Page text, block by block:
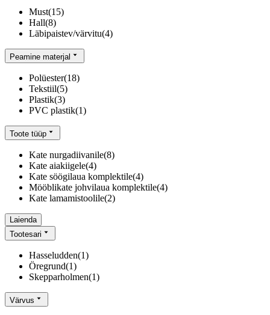
Must(15)
Hall(8)
Läbipaistev/värvitu(4)
Peamine materjal
Polüester(18)
Tekstiil(5)
Plastik(3)
PVC plastik(1)
Toote tüüp
Kate nurgadiivanile(8)
Kate aiakiigele(4)
Kate söögilaua komplektile(4)
Mööblikate johvilaua komplektile(4)
Kate lamamistoolile(2)
Laienda
Tootesari
Hasseludden(1)
Öregrund(1)
Skepparholmen(1)
Värvus